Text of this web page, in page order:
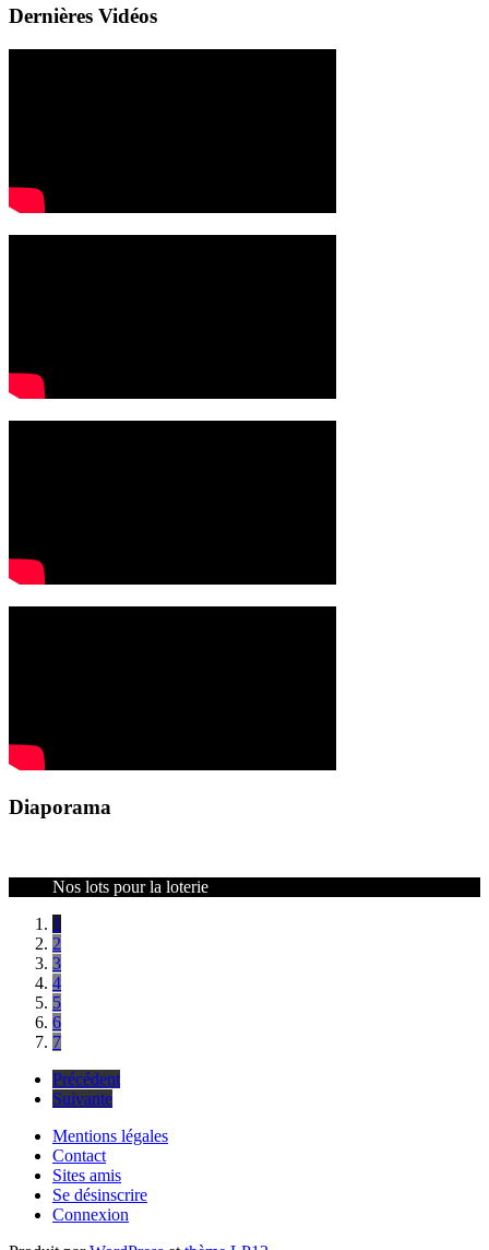
Dernières Vidéos
Diaporama
Nos lots pour la loterie
1
2
3
4
5
6
7
Précédent
Suivante
Mentions légales
Contact
Sites amis
Se désinscrire
Connexion